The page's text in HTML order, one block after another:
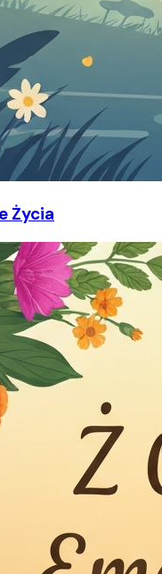
Życia